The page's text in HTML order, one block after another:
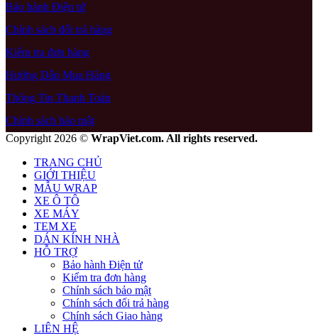
Bảo hành Điện tử
Chính sách đổi trả hàng
Kiểm tra đơn hàng
Hướng Dẫn Mua Hàng
Thông Tin Thanh Toán
Chính sách bảo mật
Copyright 2026 © WrapViet.com. All rights reserved.
TRANG CHỦ
GIỚI THIỆU
MẪU WRAP
XE Ô TÔ
XE MÁY
TEM XE
DÁN KÍNH NHÀ
HỖ TRỢ
Bảo hành Điện tử
Kiểm tra đơn hàng
Chính sách bảo mật
Chính sách đổi trả hàng
Chính sách Giao hàng
LIÊN HỆ